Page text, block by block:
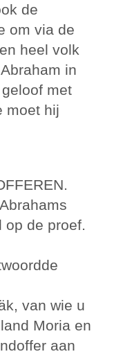
de
om via de
heel volk
in
met
moet hij
de proef.
van wie u
Moria en
aan